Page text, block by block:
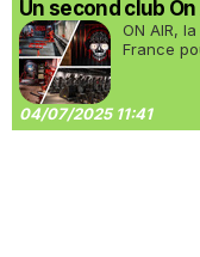
Un second club
ON AIR,
France
04/07/2025 11:41